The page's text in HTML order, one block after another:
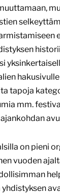
tapoja
mm.
on pieni
vuoden